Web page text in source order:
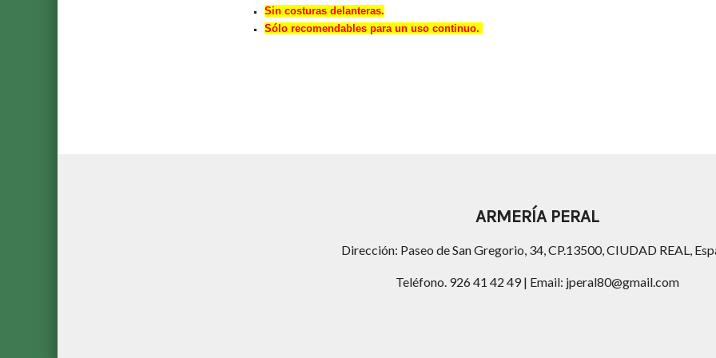
Sin costuras delanteras.
Sólo recomendables para un uso continuo.
ARMERÍA PERAL
Dirección: Paseo de San Gregorio, 34, CP.13500, CIUDAD REAL,
Teléfono. 926 41 42 49 | Email: jperal80@gmail.com